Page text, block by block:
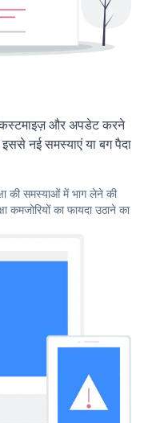
और अपडेट करने
नई समस्याएं या बग पैदा
की समस्याओं में भाग लेने की
का फायदा उठाने का